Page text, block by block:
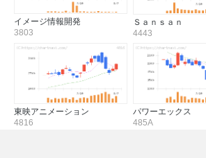
イメージ情報開発
3803
Ｓａｎｓａｎ
4443
東映アニメーション
4816
パワーエックス
485A